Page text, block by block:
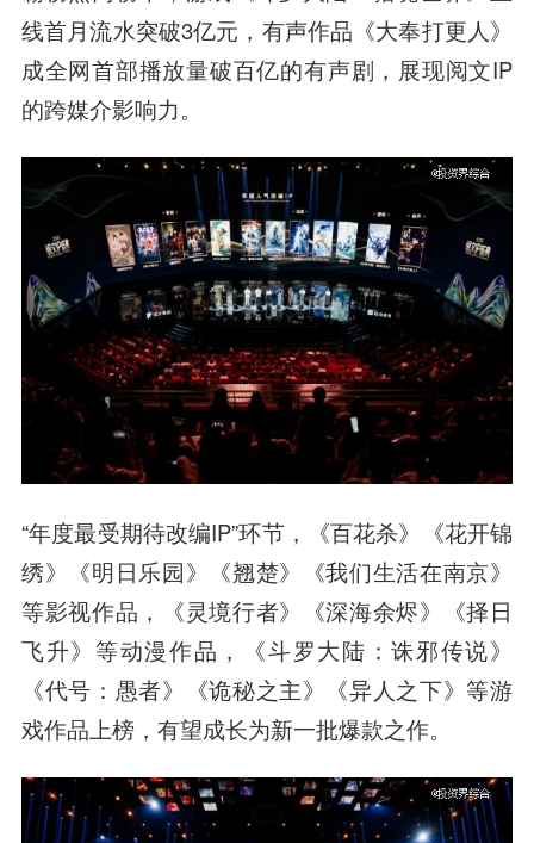
线首月流水突破3亿元，有声作品《大奉打更人》
成全网首部播放量破百亿的有声剧，展现阅文IP
的跨媒介影响力。
“年度最受期待改编IP”环节，《百花杀》《花开锦
绣》《明日乐园》《翘楚》《我们生活在南京》
等影视作品，《灵境行者》《深海余烬》《择日
飞升》等动漫作品，《斗罗大陆：诛邪传说》
《代号：愚者》《诡秘之主》《异人之下》等游
戏作品上榜，有望成长为新一批爆款之作。